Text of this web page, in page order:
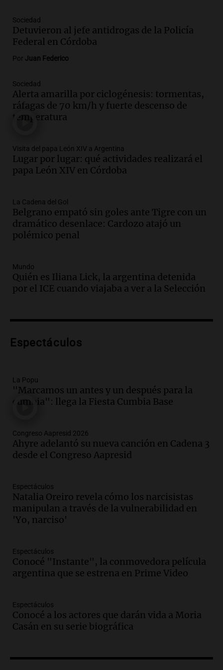
Audio.
Río Gallegos enfrenta secuelas de
lluvias, senadores manifiestan
oposición a ley de tierras
Panorama Federal
Audio.
centro de esquí Penitentes Park tras
siete años de cierre por falta de nieve
Panorama Federal
Audio.Madres en Rosario piden por la
ley Joaquín.
Viva la Radio Rosario
Audio. Juan Pedro Colombo, rematador
de hacienda: “Las tecnologías no
reemplazan el contacto con la gente”
La Argentina, hoy
Audio.
un pozo de 17 metros en Nueva Córdoba
Panorama Federal
Audio.Lanzamiento del Tigo 7 CSH: el
al mercado argentino
Audio.
Mundial de Natación de Invierno con
récords y atletas de 20 países
Audio.Conductor imputado por
accidente fatal en San Luis dejó tres
Episodios
Audio.Historiador de la UBA celebró la
marcha atrás en la Ley de Tierras:
“Frenamos un saqueo de recursos”
Episodios
Audio.Ahyre estuvo en el Estudio
Federal Sancor Seguros y adelantó su
Episodios
Audio.Cierre del Paso Internacional
Cristo Redentor por acumulación de
Panorama Federal
Sociedad
Detuvieron al jefe antidrogas de la Policía
Federal en Córdoba
Por Juan Federico
Sociedad
Alerta amarilla por ciclogénesis: tormentas,
ráfagas de 70 km/h y fuerte descenso de
temperatura
Visita del papa León XIV a Argentina
Lugar por lugar: qué actividades realizará el
papa León XIV en Córdoba
La Cadena del Gol
Belgrano empató sin goles ante Tigre con un
dramático desenlace: Cardozo atajó un
polémico penal
Mundo
Quién es Iliana Lick, la argentina detenida
por el ICE cuando viajaba a ver a la Selección
Espectáculos
La Popu
"Marcamos un antes y un después para la
cumbia": llega la Fiesta Cumbia Base
Congreso Aapresid 2026
Ahyre adelantó su nueva canción en Cadena 3
desde el Congreso Aapresid
Espectáculos
Natalia Oreiro revela cómo los narcisistas
manipulan a través de la vulnerabilidad en
'Yo, narciso'
Espectáculos
Conocé "Instante", la conmovedora película
argentina que se estrena en Prime Video
Espectáculos
Conocé a los actores que darán vida a Moria
Casán en su serie biográfica